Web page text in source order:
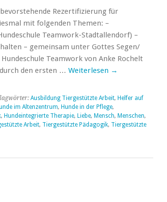
Rezertifizierung für
mit folgenden Themen: –
Teamwork-Stadtallendorf) –
– gemeinsam unter Gottes Segen/
Teamwork von Anke Rochelt
den ersten … Weiterlesen →
Ausbildung Tiergestützte Arbeit, Helfer auf
im Altenzentrum, Hunde in der Pflege,
, Hundeintegrierte Therapie, Liebe, Mensch, Menschen,
Arbeit, Tiergestützte Pädagogik, Tiergestützte